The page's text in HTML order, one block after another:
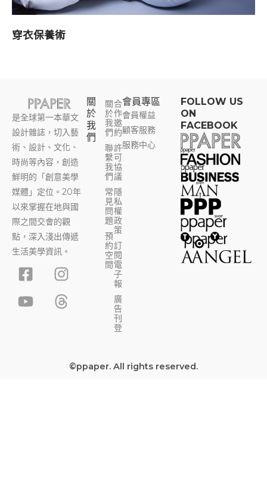
穿衣保養術
是全球第一本華文
設計雜誌，切入藝
術、設計、文化、
時尚等內容，創造
鮮明的「創意美學
媒體」定位。20年
以來掌握在地與國
際之間交會的觀
點，深入淺出傳遞
生活美學資訊。
F
a
c
I
n
s
t
Y
o
u
T
h
r
e
關
於
我
們
關
於
我
們
聯
繫
我
們
常
見
問
題
預
約
空
間
合
作
邀
約
許
可
協
議
隱
私
權
政
策
訂
閱
電
子
報
廣
告
刊
登
會員專區​
會員權益
顧客服務
服務中心
FOLLOW US
ON
FACEBOOK
©ppaper. All rights reserved.